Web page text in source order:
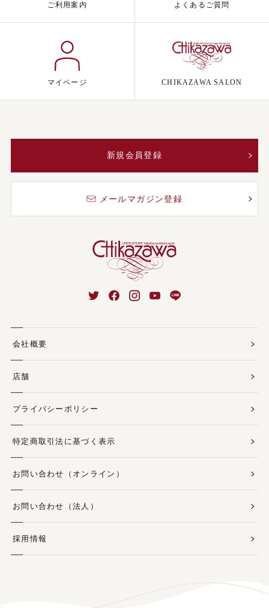
ご利用案内 よくあるご質問
マイページ CHIKAZAWA SALON
新規会員登録
メールマガジン登録
会社概要
店舗
プライバシーポリシー
特定商取引法に基づく表示
お問い合わせ（オンライン）
お問い合わせ（法人）
採用情報